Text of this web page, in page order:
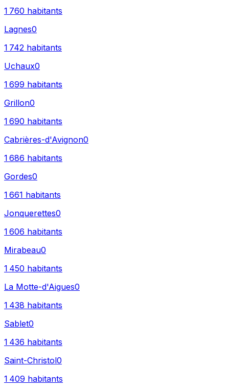
1 760 habitants
Lagnes0
1 742 habitants
Uchaux0
1 699 habitants
Grillon0
1 690 habitants
Cabrières-d'Avignon0
1 686 habitants
Gordes0
1 661 habitants
Jonquerettes0
1 606 habitants
Mirabeau0
1 450 habitants
La Motte-d'Aigues0
1 438 habitants
Sablet0
1 436 habitants
Saint-Christol0
1 409 habitants